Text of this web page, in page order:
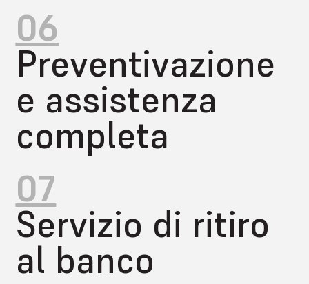
06
Preventivazione
e assistenza
completa
07
Servizio di ritiro
al banco